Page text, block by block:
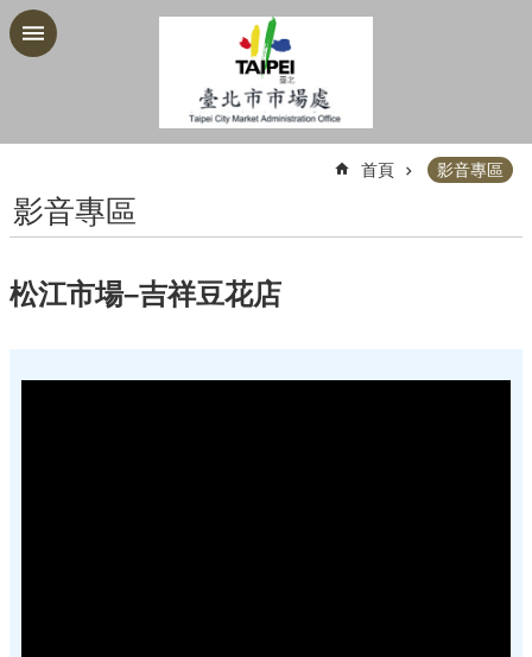
跳到主要內容區塊
首頁 影音專區
影音專區
松江市場–吉祥豆花店